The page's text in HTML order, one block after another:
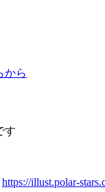
から
す
https://illust.polar-